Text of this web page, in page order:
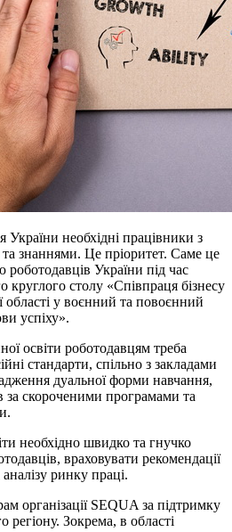
необхідні працівники з
знаннями. Це пріоритет. Саме це
роботодавців України під час
круглого столу «Співпраця бізнесу
області у воєнний та повоєнний
успіху».
освіти роботодавцям треба
стандарти, спільно з закладами
дуальної форми навчання,
за скороченими програмами та
необхідно швидко та гнучко
враховувати рекомендації
аналізу ринку праці.
організації SEQUA за підтримку
регіону. Зокрема, в області